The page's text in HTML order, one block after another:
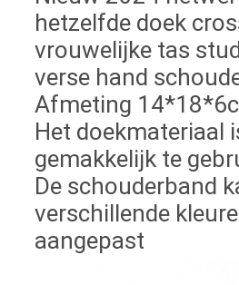
hetzelfde doek
vrouwelijke tas
verse hand
Afmeting
Het doekmateriaal
gemakkelijk te
De schouderband
verschillende
aangepast